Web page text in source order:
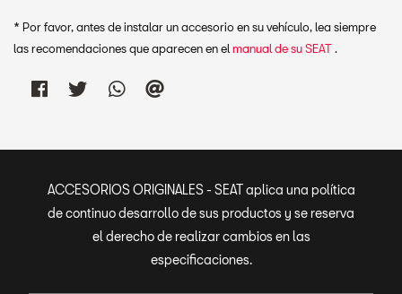
* Por favor, antes de instalar un accesorio en su vehículo, lea siempre
las recomendaciones que aparecen en elmanual de su SEAT.
ACCESORIOS ORIGINALES - SEAT aplica una política
de continuo desarrollo de sus productos y se reserva
el derecho de realizar cambios en las
especificaciones.